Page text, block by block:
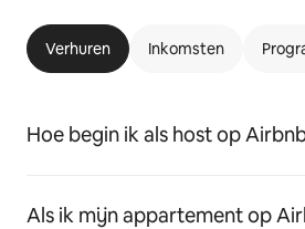
Verhuren Inkomsten
Hoe begin ik als host op
Als ik mijn appartement op